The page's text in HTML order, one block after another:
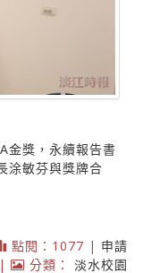
金獎，永續報告書
涂敏芬與獎牌合
點閱：1077 | 申請
| 分類： 淡水校園